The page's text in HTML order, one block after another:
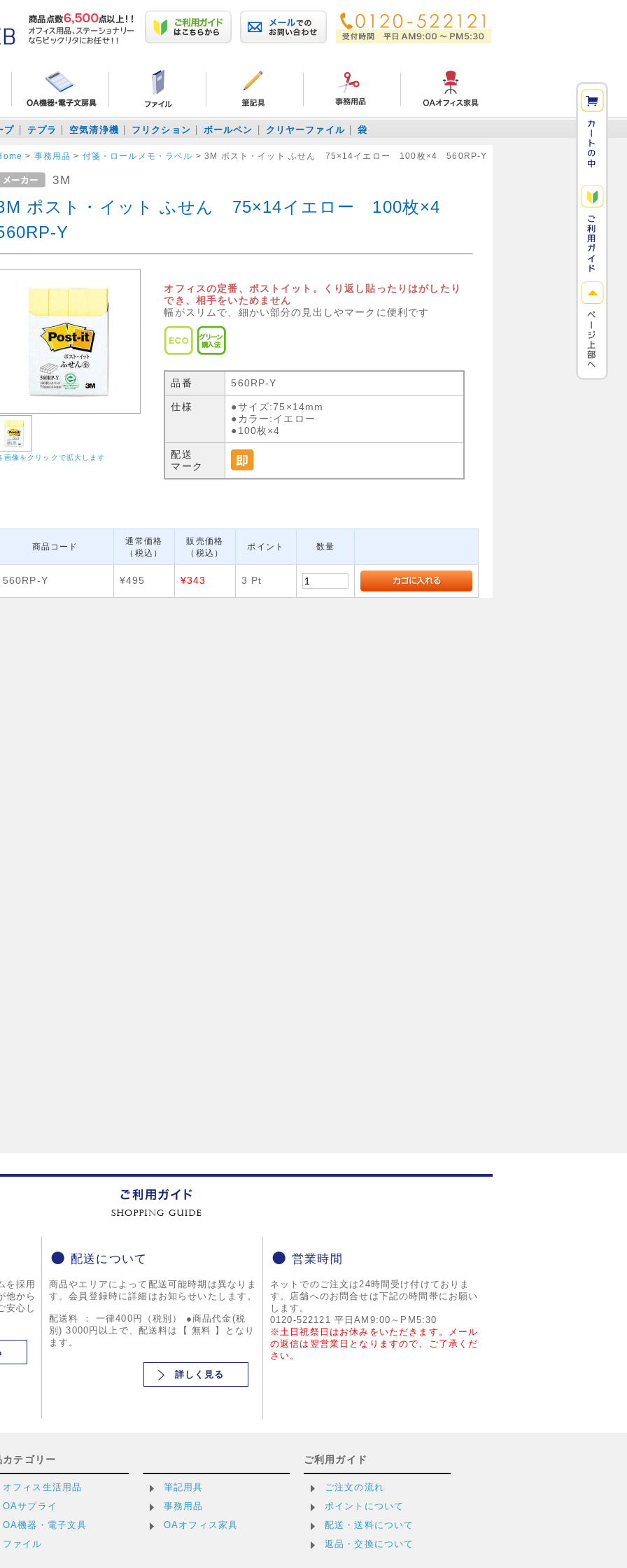
プ テプラ 空気清浄機 フリクション ボールペン クリヤーファイル 袋
> 事務用品 > 付箋・ロールメモ・ラベル >3M ポスト・イット ふせん 75×14イエロー 100枚×4 560RP-Y
3M
ポスト・イット ふせん 75×14イエロー 100枚×4
Y
画像をクリックで拡大します
オフィスの定番、ポストイット。くり返し貼ったりはがしたり
でき、相手をいためません
幅がスリムで、細かい部分の見出しやマークに便利です
品番 560RP-Y
仕様
●サイズ:75×14mm
●カラー:イエロー
●100枚×4
配送
マーク
商品コード
通常価格
（税込）
販売価格
（税込）
ポイント 数量
560RP-Y ¥495 ¥343 3 Pt
を採用
他から
安心し
配送について
商品やエリアによって配送可能時期は異なりま
す。会員登録時に詳細はお知らせいたします。
配送料 ： 一律400円（税別） ●商品代金(税
別) 3000円以上で、配送料は【 無料 】となり
ます。
詳しく見る
営業時間
ネットでのご注文は24時間受け付けておりま
す。店舗へのお問合せは下記の時間帯にお願い
します。
0120-522121 平日AM9:00～PM5:30
※土日祝祭日はお休みをいただきます。メール
の返信は翌営業日となりますので、ご了承くだ
さい。
カテゴリー
オフィス生活用品
OAサプライ
OA機器・電子文具
ファイル
筆記用具
事務用品
OAオフィス家具
ご利用ガイド
ご注文の流れ
ポイントについて
配送・送料について
返品・交換について